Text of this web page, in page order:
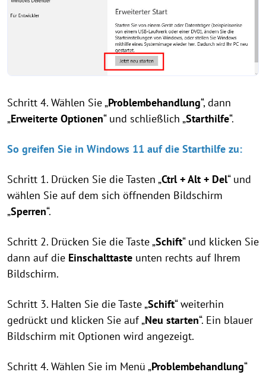
Schritt 4. Wählen Sie „Problembehandlung“, dann
„Erweiterte Optionen“ und schließlich „Starthilfe“.
So greifen Sie in Windows 11 auf die Starthilfe zu:
Schritt 1. Drücken Sie die Tasten „Ctrl + Alt + Del“ und
wählen Sie auf dem sich öffnenden Bildschirm
„Sperren“.
Schritt 2. Drücken Sie die Taste „Schift“ und klicken Sie
dann auf die Einschalttaste unten rechts auf Ihrem
Bildschirm.
Schritt 3. Halten Sie die Taste „Schift“ weiterhin
gedrückt und klicken Sie auf „Neu starten“. Ein blauer
Bildschirm mit Optionen wird angezeigt.
Schritt 4. Wählen Sie im Menü „Problembehandlung“